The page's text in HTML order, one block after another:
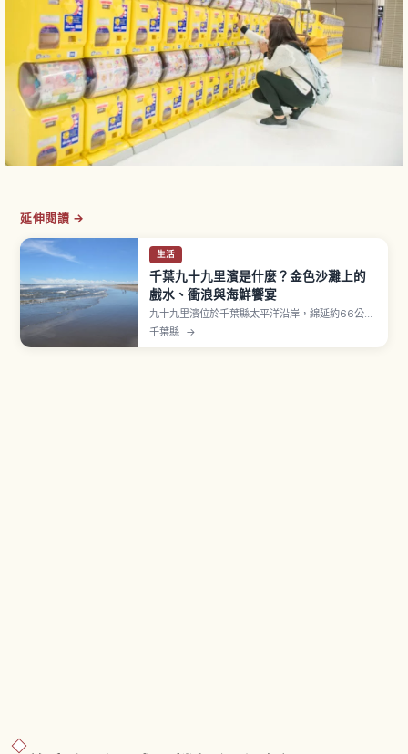
延伸閱讀 →
生活
千葉九十九里濱是什麼？金色沙灘上的
戲水、衝浪與海鮮饗宴
九十九里濱位於千葉縣太平洋沿岸，綿延約66公里
的沙灘是日本規模最大的沙濱之一。除了海水浴、
衝浪等海上活動外，也能品嚐豐富海味。沙灘面向
千葉縣 →